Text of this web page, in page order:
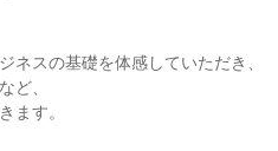
ネスの基礎を体感していただき、
ど、
ます。